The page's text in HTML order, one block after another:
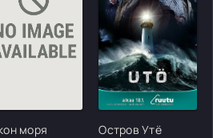
моря
[/
Остров Утё